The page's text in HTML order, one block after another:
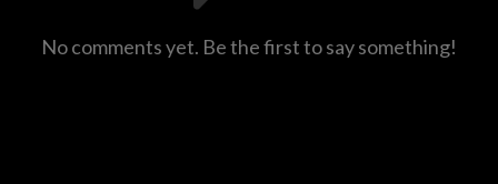
No comments yet. Be the first to say something!